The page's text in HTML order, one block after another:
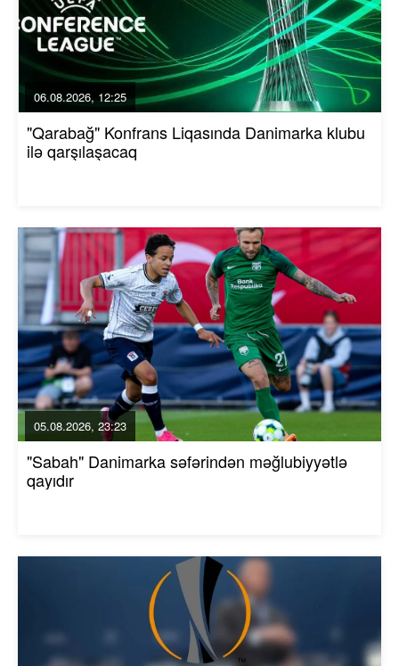
06.08.2026, 12:25
"Qarabağ" Konfrans Liqasında Danimarka klubu
ilə qarşılaşacaq
05.08.2026, 23:23
"Sabah" Danimarka səfərindən məğlubiyyətlə
qayıdır